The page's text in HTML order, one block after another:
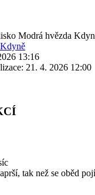
Modrá hvězda
13:16
21. 4. 2026 12:00
tak než se oběd